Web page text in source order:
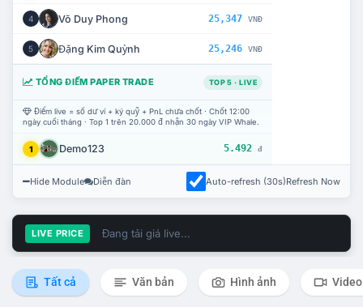
4 Võ Duy Phong 25,347 VNĐ
5 Đặng Kim Quỳnh 25,246 VNĐ
TỔNG ĐIỂM PAPER TRADE TOP 5 · LIVE
Điểm live = số dư ví + ký quỹ + PnL chưa chốt · Chốt 12:00
ngày cuối tháng · Top 1 trên 20.000 đ nhận 30 ngày VIP Whale.
1 Demo123 5.492 đ
Hide Module Diễn đàn Auto-refresh (30s)Refresh Now
LIVE PRICE Đang tải giá live...
Tất cả Văn bản Hình ảnh Video